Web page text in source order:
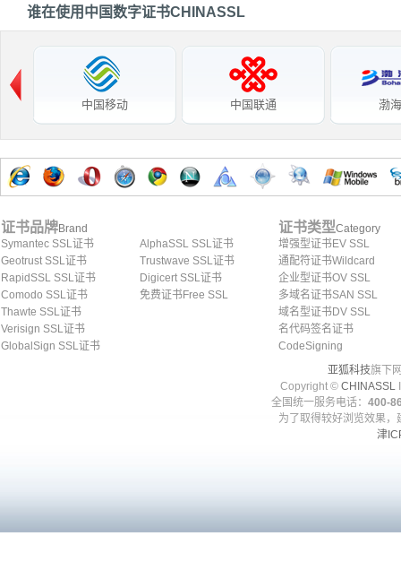
谁在使用中国数字证书CHINASSL
中国移动 中国联通 渤
证书品牌Brand
Symantec SSL证书
Geotrust SSL证书
RapidSSL SSL证书
Comodo SSL证书
Thawte SSL证书
Verisign SSL证书
GlobalSign SSL证书
AlphaSSL SSL证书
Trustwave SSL证书
Digicert SSL证书
免费证书Free SSL
证书类型Category
增强型证书EV SSL
通配符证书Wildcard
企业型证书OV SSL
多域名证书SAN SSL
域名型证书DV SSL
名代码签名证书
CodeSigning
亚狐科技旗下
Copyright © CHINASSL
全国统一服务电话： 400-
为了取得较好浏览效果
津